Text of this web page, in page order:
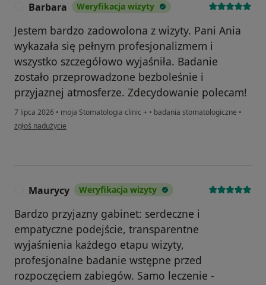
Barbara Weryfikacja wizyty
Jestem bardzo zadowolona z wizyty. Pani Ania
wykazała się pełnym profesjonalizmem i
wszystko szczegółowo wyjaśniła. Badanie
zostało przeprowadzone bezboleśnie i
przyjaznej atmosferze. Zdecydowanie polecam!
7 lipca 2026 • moja Stomatologia clinic + • badania stomatologiczne •
w opinii użytkownika Barbara
zgłoś nadużycie
Maurycy Weryfikacja wizyty
Bardzo przyjazny gabinet: serdeczne i
empatyczne podejście, transparentne
wyjaśnienia każdego etapu wizyty,
profesjonalne badanie wstępne przed
rozpoczęciem zabiegów. Samo leczenie -